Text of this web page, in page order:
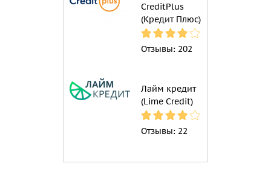
CreditPlus
(Кредит Плюс)
Отзывы: 202
Лайм кредит
(Lime Credit)
Отзывы: 22